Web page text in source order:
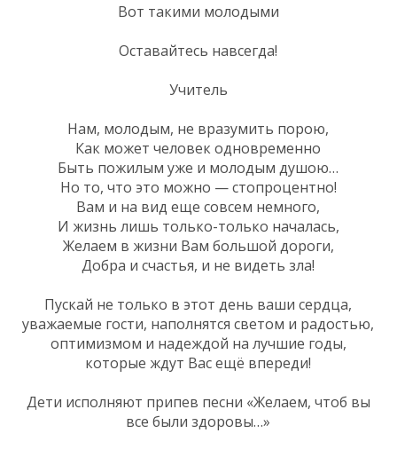
Вот такими молодыми
Оставайтесь навсегда!
Учитель
Нам, молодым, не вразумить порою,
Как может человек одновременно
Быть пожилым уже и молодым душою…
Но то, что это можно — стопроцентно!
Вам и на вид еще совсем немного,
И жизнь лишь только-только началась,
Желаем в жизни Вам большой дороги,
Добра и счастья, и не видеть зла!
Пускай не только в этот день ваши сердца,
уважаемые гости, наполнятся светом и радостью,
оптимизмом и надеждой на лучшие годы,
которые ждут Вас ещё впереди!
Дети исполняют припев песни «Желаем, чтоб вы
все были здоровы…»